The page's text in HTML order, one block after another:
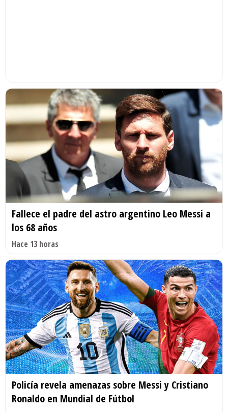
Fallece el padre del astro argentino Leo Messi a
los 68 años
Hace 13 horas
Policía revela amenazas sobre Messi y Cristiano
Ronaldo en Mundial de Fútbol